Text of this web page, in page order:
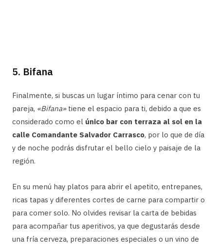
5. Bifana
Finalmente, si buscas un lugar íntimo para cenar con tu
pareja, «Bifana»tiene el espacio para ti, debido a que es
considerado como el único bar con terraza al sol en la
calle Comandante Salvador Carrasco, por lo que de día
y de noche podrás disfrutar el bello cielo y paisaje de la
región.
En su menú hay platos para abrir el apetito, entrepanes,
ricas tapas y diferentes cortes de carne para compartir o
para comer solo. No olvides revisar la carta de bebidas
para acompañar tus aperitivos, ya que degustarás desde
una fría cerveza, preparaciones especiales o un vino de